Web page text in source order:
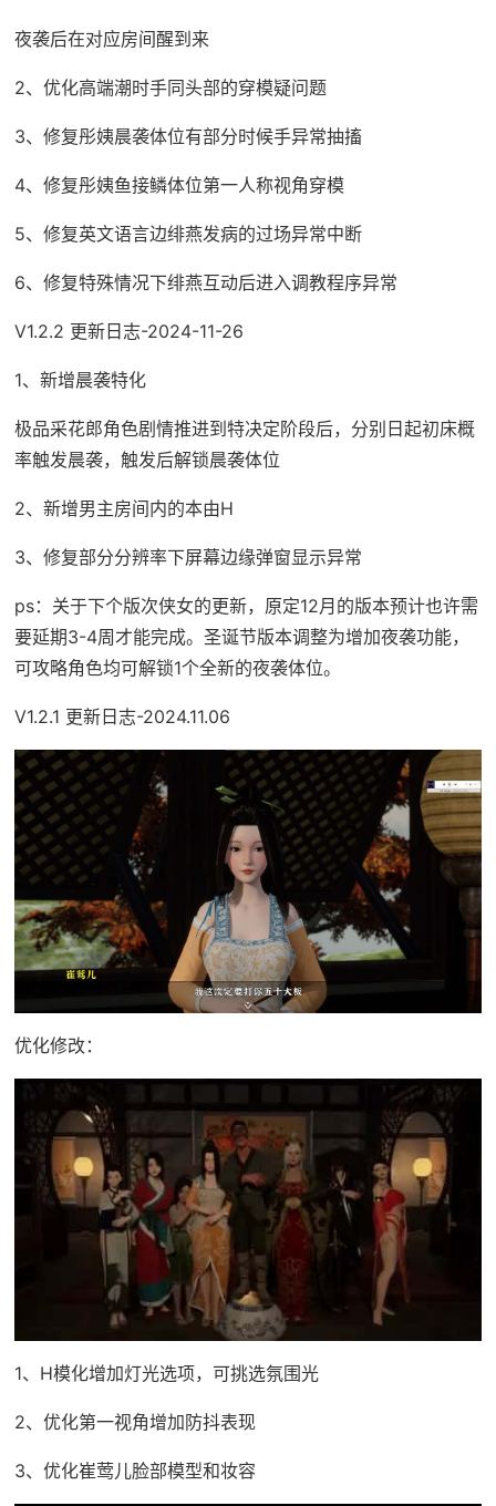
夜袭后在对应房间醒到来
2、优化高端潮时手同头部的穿模疑问题
3、修复彤姨晨袭体位有部分时候手异常抽搐
4、修复彤姨鱼接鳞体位第一人称视角穿模
5、修复英文语言边绯燕发病的过场异常中断
6、修复特殊情况下绯燕互动后进入调教程序异常
V1.2.2 更新日志-2024-11-26
1、新增晨袭特化
极品采花郎角色剧情推进到特决定阶段后，分别日起初床概
率触发晨袭，触发后解锁晨袭体位
2、新增男主房间内的本由H
3、修复部分分辨率下屏幕边缘弹窗显示异常
ps：关于下个版次侠女的更新，原定12月的版本预计也许需
要延期3-4周才能完成。圣诞节版本调整为增加夜袭功能，
可攻略角色均可解锁1个全新的夜袭体位。
V1.2.1 更新日志-2024.11.06
优化修改：
1、H模化增加灯光选项，可挑选氛围光
2、优化第一视角增加防抖表现
3、优化崔莺儿脸部模型和妆容